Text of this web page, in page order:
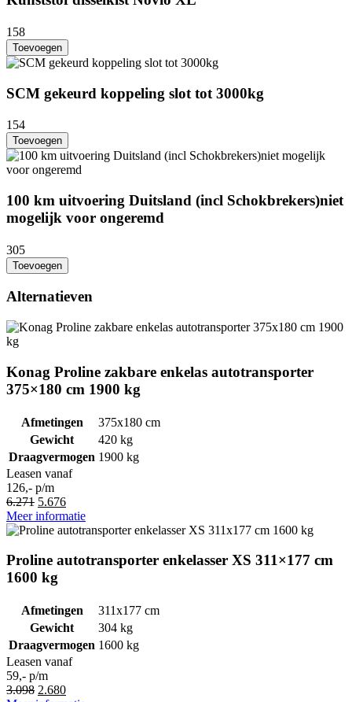
158
Toevoegen
SCM gekeurd koppeling slot tot 3000kg
154
Toevoegen
100 km uitvoering Duitsland (incl Schokbrekers)niet
mogelijk voor ongeremd
305
Toevoegen
Alternatieven
Konag Proline zakbare enkelas autotransporter
375×180 cm 1900 kg
Afmetingen
375x180 cm
Gewicht
420 kg
Draagvermogen 1900 kg
Leasen vanaf
126,- p/m
6.271 Oorspronkelijke
prijs
was:
5.676Huidige
prijs
is:
Meer informatie
Proline autotransporter enkelasser XS 311×177 cm
1600 kg
Afmetingen
311x177 cm
Gewicht
304 kg
Draagvermogen 1600 kg
Leasen vanaf
59,- p/m
3.098 Oorspronkelijke
2.680Huidige